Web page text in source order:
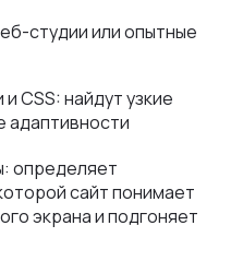
студии или опытные
CSS: найдут узкие
определяет
сайт понимает
экрана и подгоняет